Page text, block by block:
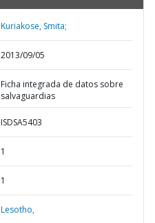
Kuriakose, Smita;
2013/09/05
Ficha integrada de datos sobre
salvaguardias
ISDSA5403
1
1
Lesotho,